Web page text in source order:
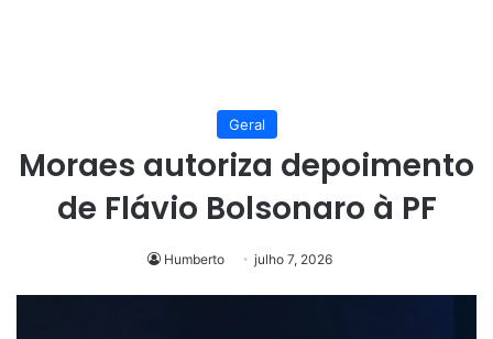
Geral
Moraes autoriza depoimento
de Flávio Bolsonaro à PF
Humberto julho 7, 2026